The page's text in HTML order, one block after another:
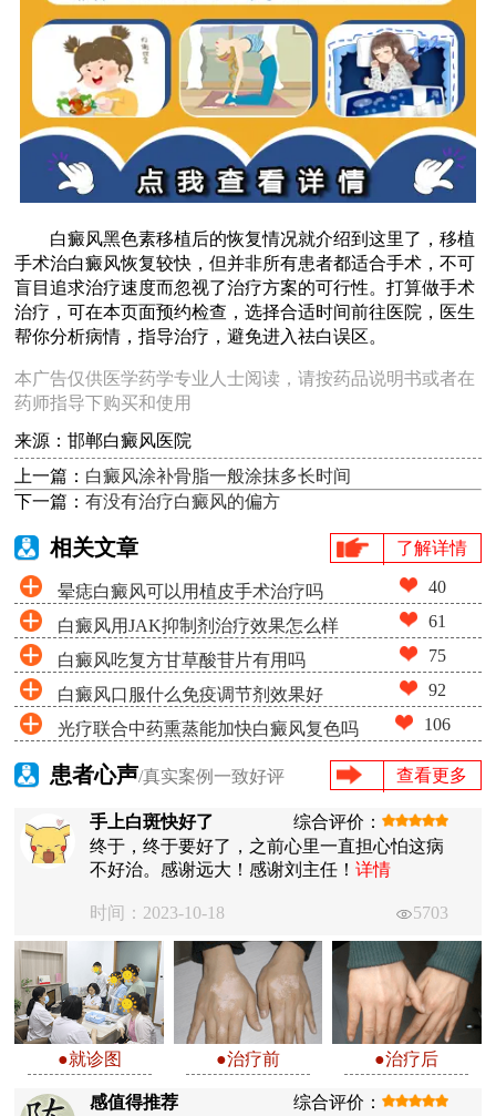
白癜风黑色素移植后的恢复情况就介绍到这里了，移植
手术治白癜风恢复较快，但并非所有患者都适合手术，不可
盲目追求治疗速度而忽视了治疗方案的可行性。打算做手术
治疗，可在本页面预约检查，选择合适时间前往医院，医生
帮你分析病情，指导治疗，避免进入祛白误区。
本广告仅供医学药学专业人士阅读，请按药品说明书或者在
药师指导下购买和使用
来源：邯郸白癜风医院
上一篇： 白癜风涂补骨脂一般涂抹多长时间
下一篇：有没有治疗白癜风的偏方
相关文章 了解详情
晕痣白癜风可以用植皮手术治疗吗 40
白癜风用JAK抑制剂治疗效果怎么样 61
白癜风吃复方甘草酸苷片有用吗 75
白癜风口服什么免疫调节剂效果好 92
光疗联合中药熏蒸能加快白癜风复色吗 106
患者心声/真实案例一致好评 查看更多
手上白斑快好了
综合评价：
终于，终于要好了，之前心里一直担心怕这病
不好治。感谢远大！感谢刘主任！详情
时间：2023-10-18 5703
●就诊图 ●治疗前 ●治疗后
感值得推荐
综合评价：